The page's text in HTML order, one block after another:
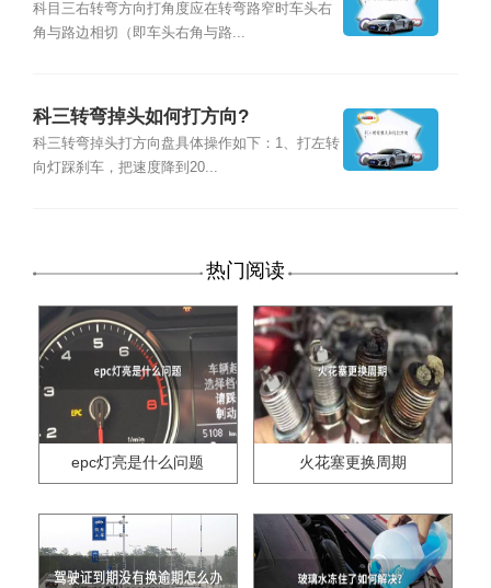
科目三右转弯方向打角度应在转弯路窄时车头右
角与路边相切（即车头右角与路...
科三转弯掉头如何打方向?
科三转弯掉头打方向盘具体操作如下：1、打左转
向灯踩刹车，把速度降到20...
热门阅读
epc灯亮是什么问题 火花塞更换周期